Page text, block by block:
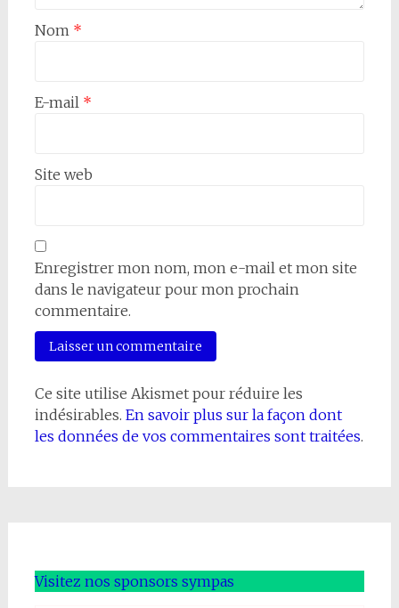
Nom *
E-mail *
Site web
Enregistrer mon nom, mon e-mail et mon site
dans le navigateur pour mon prochain
commentaire.
Ce site utilise Akismet pour réduire les
indésirables. En savoir plus sur la façon dont
les données de vos commentaires sont traitées.
Visitez nos sponsors sympas